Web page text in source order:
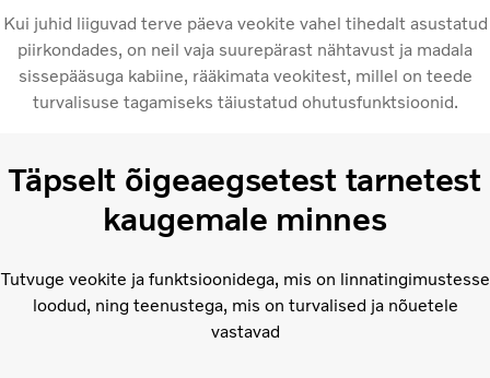
Kui juhid liiguvad terve päeva veokite vahel tihedalt asustatud
piirkondades, on neil vaja suurepärast nähtavust ja madala
sissepääsuga kabiine, rääkimata veokitest, millel on teede
turvalisuse tagamiseks täiustatud ohutusfunktsioonid.
Täpselt õigeaegsetest tarnetest
kaugemale minnes
Tutvuge veokite ja funktsioonidega, mis on linnatingimustesse
loodud, ning teenustega, mis on turvalised ja nõuetele
vastavad